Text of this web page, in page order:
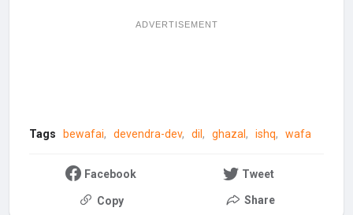
ADVERTISEMENT
Tags bewafai devendra-dev dil ghazal ishq wafa
Facebook Tweet
Copy Share